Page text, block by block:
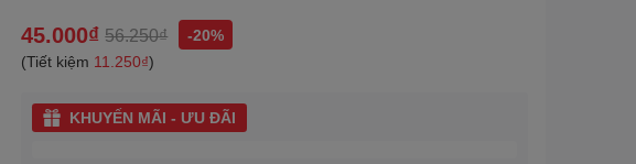
45.000₫ 56.250₫
-20%
(Tiết kiệm 11.250₫)
KHUYẾN MÃI - ƯU ĐÃI